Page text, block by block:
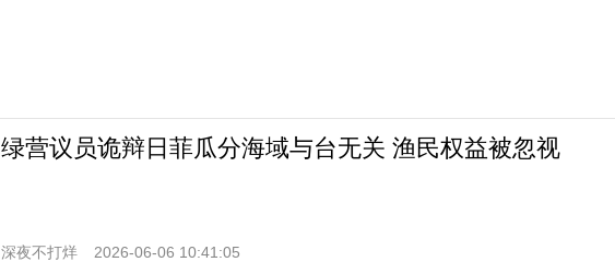
绿营议员诡辩日菲瓜分海域与台无关 渔民权益被忽视
深夜不打烊 2026-06-06 10:41:05